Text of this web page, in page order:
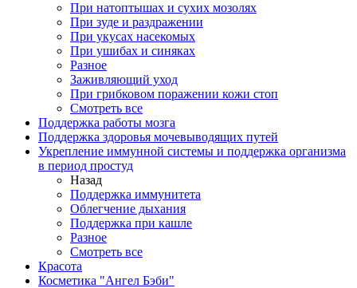
При натоптышах и сухих мозолях
При зуде и раздражении
При укусах насекомых
При ушибах и синяках
Разное
Заживляющий уход
При грибковом поражении кожи стоп
Смотреть все
Поддержка работы мозга
Поддержка здоровья мочевыводящих путей
Укрепление иммунной системы и поддержка организма
в период простуд
Назад
Поддержка иммунитета
Облегчение дыхания
Поддержка при кашле
Разное
Смотреть все
Красота
Косметика "Ангел Бэби"